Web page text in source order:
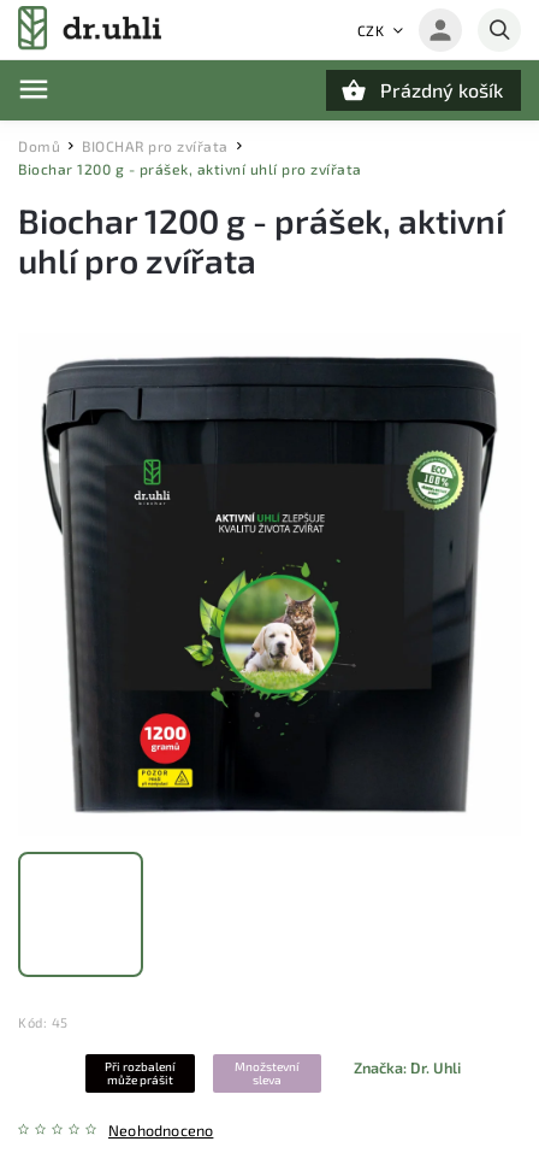
CZK
Prázdný košík
Domů / BIOCHAR pro zvířata
/
Biochar 1200 g - prášek, aktivní uhlí pro zvířata
Biochar 1200 g - prášek, aktivní
uhlí pro zvířata
Kód: 45
Při rozbalení
může prášit
Množstevní
sleva
Neohodnoceno
Značka: Dr. Uhli